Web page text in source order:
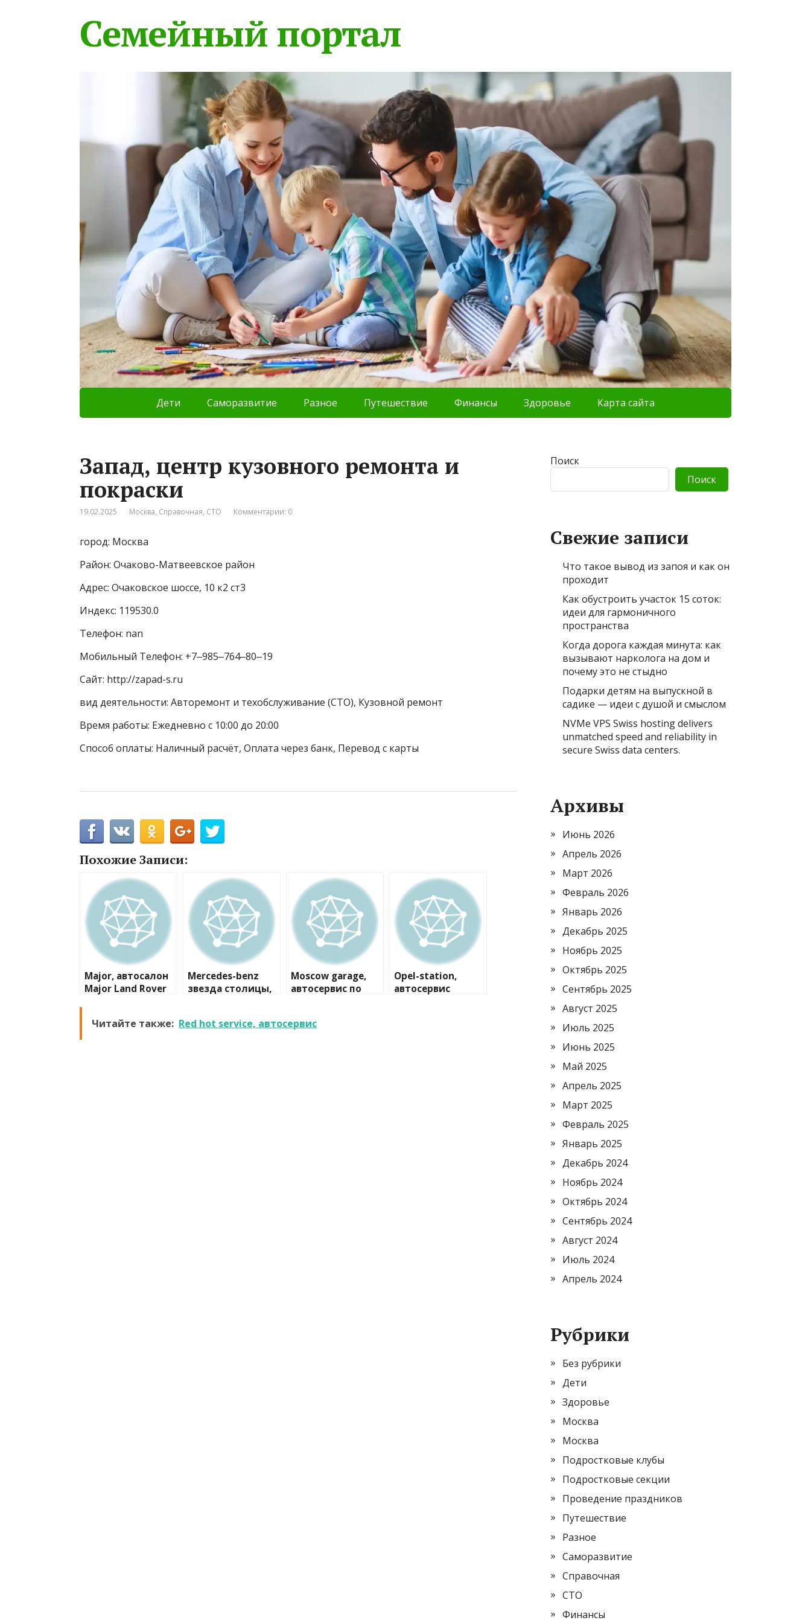
Семейный портал
Дети Саморазвитие Разное Путешествие Финансы Здоровье Карта сайта
Запад, центр кузовного ремонта и
покраски
19.02.2025 Москва, Справочная, СТО Комментарии: 0
город: Москва
Район: Очаково-Матвеевское район
Адрес: Очаковское шоссе, 10 к2 ст3
Индекс: 119530.0
Телефон: nan
Мобильный Телефон: +7‒985‒764‒80‒19
Сайт: http://zapad-s.ru
вид деятельности: Авторемонт и техобслуживание (СТО), Кузовной ремонт
Время работы: Ежедневно с 10:00 до 20:00
Способ оплаты: Наличный расчёт, Оплата через банк, Перевод с карты
Похожие Записи:
Major, автосалон
Major Land Rover
Mercedes-benz
звезда столицы,
Moscow garage,
автосервис по
Opel-station,
автосервис
Читайте также: Red hot service, автосервис
Поиск
Поиск
Свежие записи
Что такое вывод из запоя и как он
проходит
Как обустроить участок 15 соток:
идеи для гармоничного
пространства
Когда дорога каждая минута: как
вызывают нарколога на дом и
почему это не стыдно
Подарки детям на выпускной в
садике — идеи с душой и смыслом
NVMe VPS Swiss hosting delivers
unmatched speed and reliability in
secure Swiss data centers.
Архивы
Июнь 2026
Апрель 2026
Март 2026
Февраль 2026
Январь 2026
Декабрь 2025
Ноябрь 2025
Октябрь 2025
Сентябрь 2025
Август 2025
Июль 2025
Июнь 2025
Май 2025
Апрель 2025
Март 2025
Февраль 2025
Январь 2025
Декабрь 2024
Ноябрь 2024
Октябрь 2024
Сентябрь 2024
Август 2024
Июль 2024
Апрель 2024
Рубрики
Без рубрики
Дети
Здоровье
Москва
Москва
Подростковые клубы
Подростковые секции
Проведение праздников
Путешествие
Разное
Саморазвитие
Справочная
СТО
Финансы